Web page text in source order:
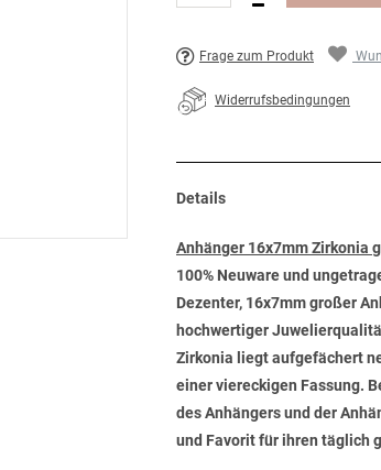
Frage zum Produkt
Widerrufsbedingungen
Details
Anhänger 16x7mm Zirkonia
100% Neuware und
Dezenter, 16x7mm großer
hochwertiger
Zirkonia liegt aufgefächert
einer viereckigen Fassung.
des Anhängers und der
und Favorit für ihren täglich